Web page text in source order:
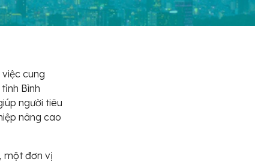
cung
Bình
người tiêu
nâng cao
một đơn vị